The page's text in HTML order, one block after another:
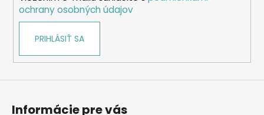
ochrany osobných údajov
PRIHLÁSIŤ SA
Informácie pre vás